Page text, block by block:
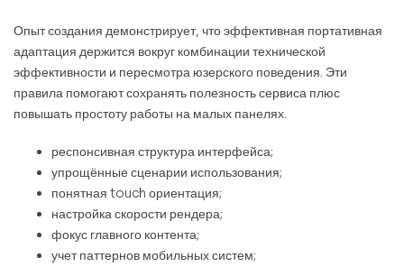
Опыт создания демонстрирует, что эффективная портативная
адаптация держится вокруг комбинации технической
эффективности и пересмотра юзерского поведения. Эти
правила помогают сохранять полезность сервиса плюс
повышать простоту работы на малых панелях.
респонсивная структура интерфейса;
упрощённые сценарии использования;
понятная touch ориентация;
настройка скорости рендера;
фокус главного контента;
учет паттернов мобильных систем;